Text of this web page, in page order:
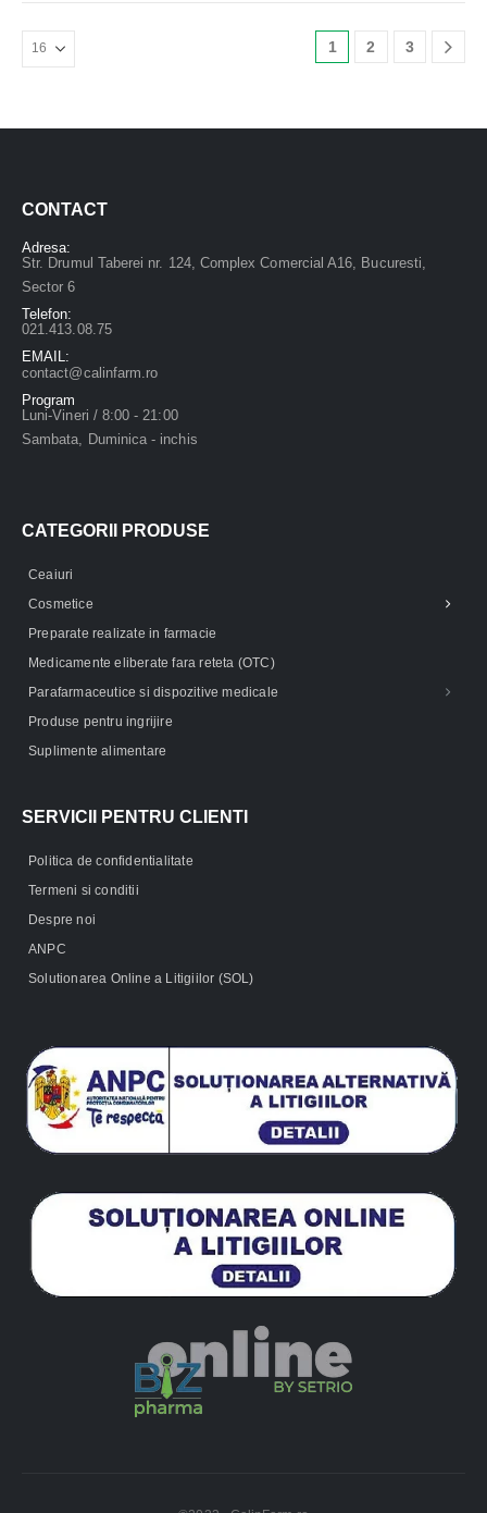
1 2 3
CONTACT
Adresa:
Str. Drumul Taberei nr. 124, Complex Comercial A16, Bucuresti,
Sector 6
Telefon:
021.413.08.75
EMAIL:
contact@calinfarm.ro
Program
Luni-Vineri / 8:00 - 21:00
Sambata, Duminica - inchis
CATEGORII PRODUSE
Ceaiuri
Cosmetice
Preparate realizate in farmacie
Medicamente eliberate fara reteta (OTC)
Parafarmaceutice si dispozitive medicale
Produse pentru ingrijire
Suplimente alimentare
SERVICII PENTRU CLIENTI
Politica de confidentialitate
Termeni si conditii
Despre noi
ANPC
Solutionarea Online a Litigiilor (SOL)